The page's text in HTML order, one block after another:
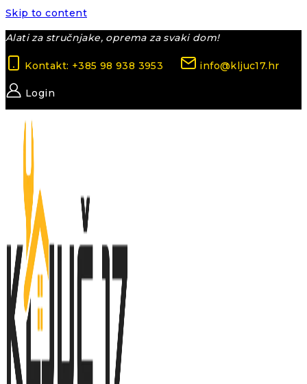
Skip to content
Alati za stručnjake, oprema za svaki dom!
Kontakt: +385 98 938 3953 info@kljuc17.hr
Login